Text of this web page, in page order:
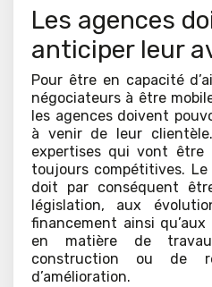
Les agences
anticiper leur
Pour être en capacité
négociateurs à être
les agences doivent
à venir de leur
expertises qui vont être
toujours compétitives.
doit par conséquent
législation, aux
financement ainsi
en matière de
construction ou de
d’amélioration.